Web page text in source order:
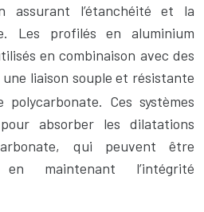
assurant l’étanchéité et la
Les profilés en aluminium
en combinaison avec des
liaison souple et résistante
Ces systèmes
absorber les dilatations
qui peuvent être
maintenant l’intégrité